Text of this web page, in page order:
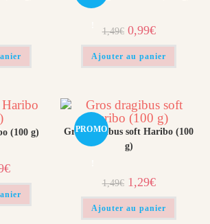
1,49€ Le
prix
initial
était :
0,99€Le
prix
actuel
est :
Ajouter au panier
(100 g)
€Le
prix
actuel
est :
0,99€.
PROMO
Gros dragibus soft Haribo (100
g)
1,49€ Le
prix
initial
était :
1,49€.
1,29€Le
prix
actuel
est :
1,29€.
Ajouter au panier